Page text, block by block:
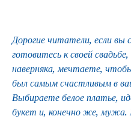
Дорогие читатели, если вы
готовитесь к своей
наверняка, мечтаете,
был самым счастливым в
Выбираете белое платье,
букет и, конечно же,